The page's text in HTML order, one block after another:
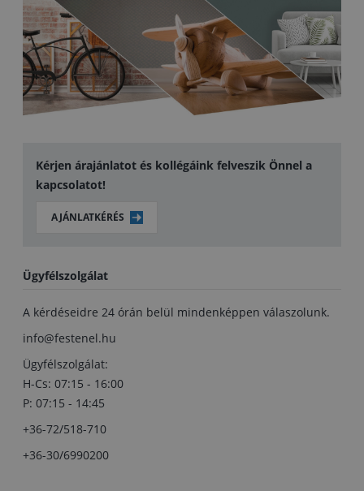
Kérjen árajánlatot és kollégáink felveszik Önnel a
kapcsolatot!
AJÁNLATKÉRÉS
Ügyfélszolgálat
A kérdéseidre 24 órán belül mindenképpen válaszolunk.
info@festenel.hu
Ügyfélszolgálat:
H-Cs: 07:15 - 16:00
P: 07:15 - 14:45
+36-72/518-710
+36-30/6990200